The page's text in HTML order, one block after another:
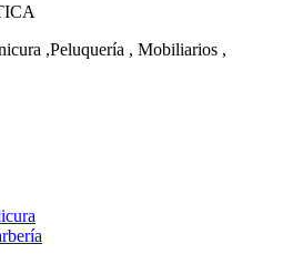
,Peluquería , Mobiliarios ,